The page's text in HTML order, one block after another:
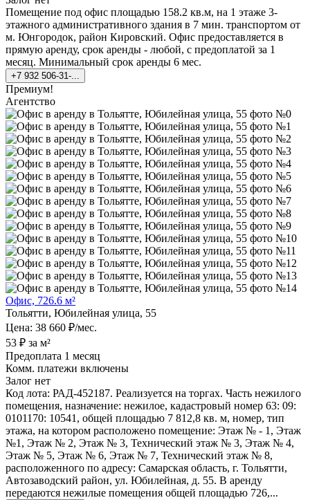
Помещение под офис площадью 158.2 кв.м, на 1 этаже 3-
этажного административного здания в 7 мин. транспортом от
м. Юнгородок, район Кировский. Офис предоставляется в
прямую аренду, срок аренды - любой, с предоплатой за 1
месяц. Минимальный срок аренды 6 мес.
+7 932 506-31-...
Премиум!
Агентство
Офис, 726.6 м²
Тольятти, Юбилейная улица, 55
Цена: 38 660 ₽/мес.
53 ₽ за м²
Предоплата 1 месяц
Комм. платежи включены
Залог нет
Код лота: РАД-452187. Реализуется на торгах. Часть нежилого
помещения, назначение: нежилое, кадастровый номер 63: 09:
0101170: 10541, общей площадью 7 812,8 кв. м, номер, тип
этажа, на котором расположено помещение: Этаж № - 1, Этаж
№1, Этаж № 2, Этаж № 3, Технический этаж № 3, Этаж № 4,
Этаж № 5, Этаж № 6, Этаж № 7, Технический этаж № 8,
расположенного по адресу: Самарская область, г. Тольятти,
Автозаводский район, ул. Юбилейная, д. 55. В аренду
передаются нежилые помещения общей площадью 726,...